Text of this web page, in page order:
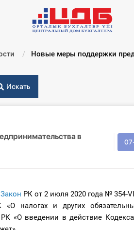
Текущий:
Новые меры поддержки
Искать
в
Закон РК от 2 июля 2020 года № 354-
налогах и других
«О введении в действие